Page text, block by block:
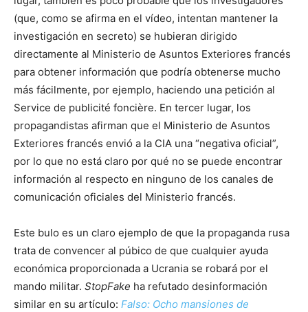
(que, como se afirma en el vídeo, intentan mantener la
investigación en secreto) se hubieran dirigido
directamente al Ministerio de Asuntos Exteriores francés
para obtener información que podría obtenerse mucho
más fácilmente, por ejemplo, haciendo una petición al
Service de publicité foncière. En tercer lugar, los
propagandistas afirman que el Ministerio de Asuntos
Exteriores francés envió a la CIA una “negativa oficial”,
por lo que no está claro por qué no se puede encontrar
información al respecto en ninguno de los canales de
comunicación oficiales del Ministerio francés.
Este bulo es un claro ejemplo de que la propaganda rusa
trata de convencer al púbico de que cualquier ayuda
económica proporcionada a Ucrania se robará por el
mando militar. StopFake ha refutado desinformación
similar en su artículo: Falso: Ocho mansiones de